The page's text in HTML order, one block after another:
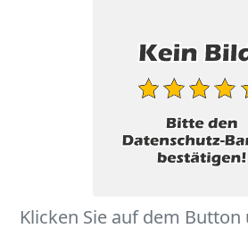
Klicken Sie auf dem